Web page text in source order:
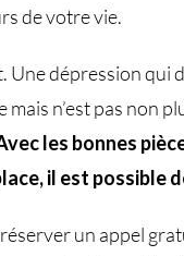
de votre vie.
Une dépression qui
n’est pas non
les bonnes
il est possible
un appel